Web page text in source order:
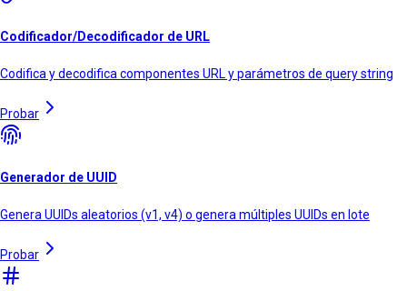
Codificador/Decodificador de URL
Codifica y decodifica componentes URL y parámetros de query string
Probar
Generador de UUID
Genera UUIDs aleatorios (v1, v4) o genera múltiples UUIDs en lote
Probar